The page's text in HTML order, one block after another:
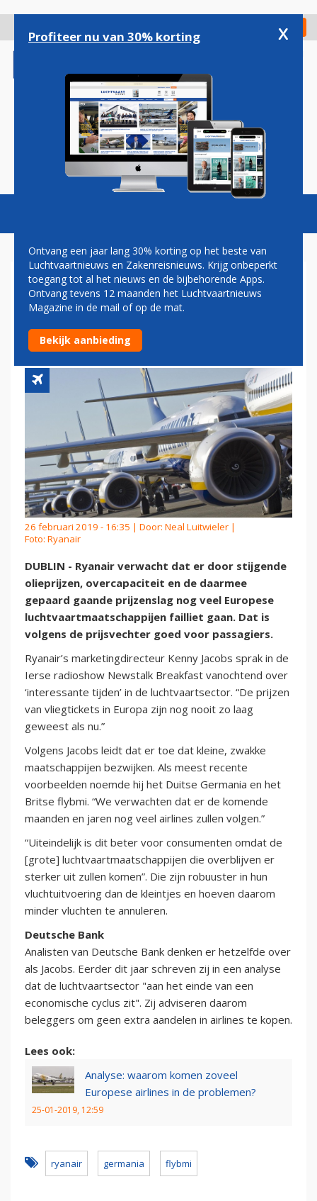
gaan
Check in
Magazine Podcasts Vacatures
RYANAIR VERWACHT
BLOEDBAD IN EUROPESE
LUCHTVAART
26 februari 2019 - 16:35 | Door: Neal Luitwieler |
Foto: Ryanair
DUBLIN - Ryanair verwacht dat er door stijgende
olieprijzen, overcapaciteit en de daarmee
gepaard gaande prijzenslag nog veel Europese
luchtvaartmaatschappijen failliet gaan. Dat is
volgens de prijsvechter goed voor passagiers.
Ryanair’s marketingdirecteur Kenny Jacobs sprak in de
Ierse radioshow Newstalk Breakfast vanochtend over
‘interessante tijden’ in de luchtvaartsector. “De prijzen
van vliegtickets in Europa zijn nog nooit zo laag
geweest als nu.”
Volgens Jacobs leidt dat er toe dat kleine, zwakke
maatschappijen bezwijken. Als meest recente
voorbeelden noemde hij het Duitse Germania en het
Britse flybmi. “We verwachten dat er de komende
maanden en jaren nog veel airlines zullen volgen.”
“Uiteindelijk is dit beter voor consumenten omdat de
[grote] luchtvaartmaatschappijen die overblijven er
sterker uit zullen komen”. Die zijn robuuster in hun
vluchtuitvoering dan de kleintjes en hoeven daarom
minder vluchten te annuleren.
Deutsche Bank
Analisten van Deutsche Bank denken er hetzelfde over
als Jacobs. Eerder dit jaar schreven zij in een analyse
dat de luchtvaartsector "aan het einde van een
economische cyclus zit". Zij adviseren daarom
beleggers om geen extra aandelen in airlines te kopen.
Lees ook:
Analyse: waarom komen zoveel
Europese airlines in de problemen?
25-01-2019, 12:59
ryanair germania flybmi
Profiteer nu van 30% korting x
Ontvang een jaar lang 30% korting op het beste van
Luchtvaartnieuws en Zakenreisnieuws. Krijg onbeperkt
toegang tot al het nieuws en de bijbehorende Apps.
Ontvang tevens 12 maanden het Luchtvaartnieuws
Magazine in de mail of op de mat.
Bekijk aanbieding